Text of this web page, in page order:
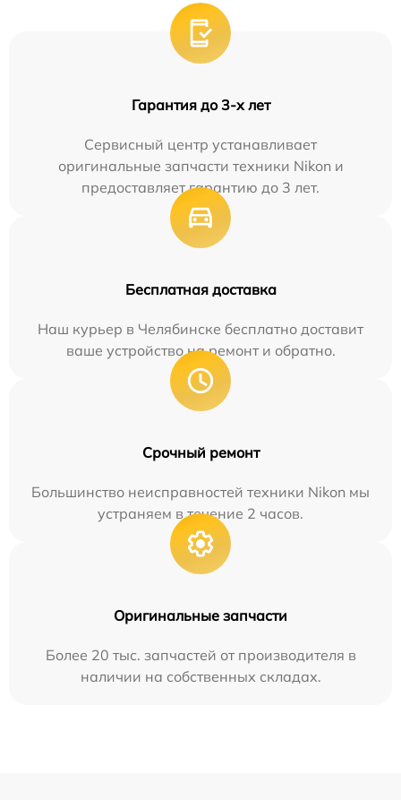
Гарантия до 3-х лет
Сервисный центр устанавливает
оригинальные запчасти техники Nikon и
предоставляет гарантию до 3 лет.
Бесплатная доставка
Наш курьер в Челябинске бесплатно доставит
ваше устройство на ремонт и обратно.
Срочный ремонт
Большинство неисправностей техники Nikon мы
устраняем в течение 2 часов.
Оригинальные запчасти
Более 20 тыс. запчастей от производителя в
наличии на собственных складах.